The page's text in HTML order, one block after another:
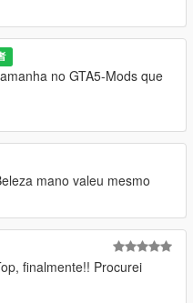
no GTA5-Mods que
mano valeu mesmo
finalmente!! Procurei